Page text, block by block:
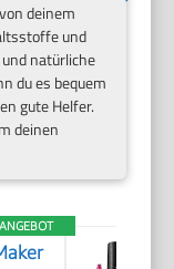
deinem
und
natürliche
du es bequem
gute Helfer.
deinen
ANGEBOT